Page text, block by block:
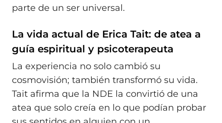
parte de un ser universal.
La vida actual de Erica Tait: de atea a
guía espiritual y psicoterapeuta
La experiencia no solo cambió su
cosmovisión; también transformó su vida.
Tait afirma que la NDE la convirtió de una
atea que solo creía en lo que podían probar